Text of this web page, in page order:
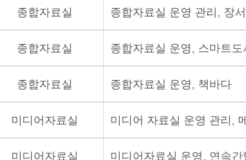
종합자료실 종합자료실 운영 관리, 장
종합자료실 종합자료실 운영, 스마트도
종합자료실 종합자료실 운영, 책바다
미디어자료실 미디어 자료실 운영 관리,
미디어자료실 미디어자료실 운영, 연속